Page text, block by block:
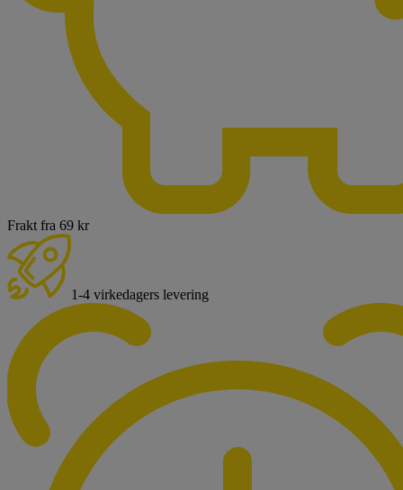
Frakt fra 69 kr
1-4 virkedagers levering